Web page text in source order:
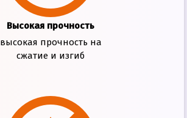
Высокая прочность
высокая прочность на
сжатие и изгиб